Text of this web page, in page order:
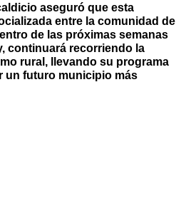
aseguró que esta
entre la comunidad de
de las próximas semanas
continuará recorriendo la
rural, llevando su programa
un futuro municipio más